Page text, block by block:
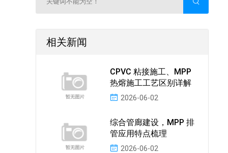
相关新闻
CPVC 粘接施工、MPP
热熔施工工艺区别详解
2026-06-02
综合管廊建设，MPP 排
管应用特点梳理
2026-06-02